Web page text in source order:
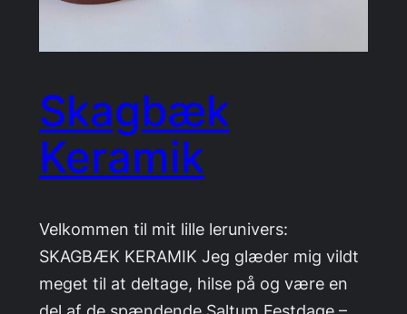
Skagbæk
Keramik
Velkommen til mit lille lerunivers:
SKAGBÆK KERAMIK Jeg glæder mig vildt
meget til at deltage, hilse på og være en